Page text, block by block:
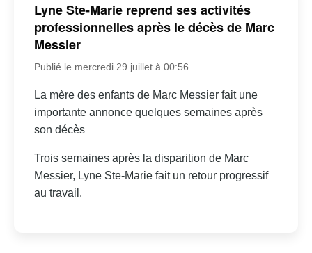
Lyne Ste-Marie reprend ses activités
professionnelles après le décès de Marc
Messier
Publié le mercredi 29 juillet à 00:56
La mère des enfants de Marc Messier fait une
importante annonce quelques semaines après
son décès
Trois semaines après la disparition de Marc
Messier, Lyne Ste-Marie fait un retour progressif
au travail.